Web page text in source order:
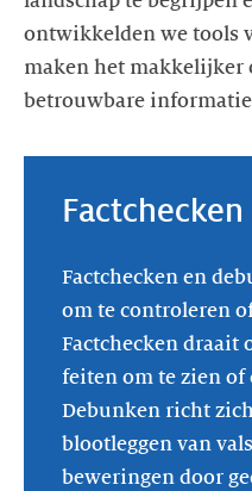
ontwikkelden we tools
maken het makkelijker
betrouwbare
Factchecken en
om te controleren
Factchecken draait
feiten om te zien of
Debunken richt
blootleggen van
beweringen door